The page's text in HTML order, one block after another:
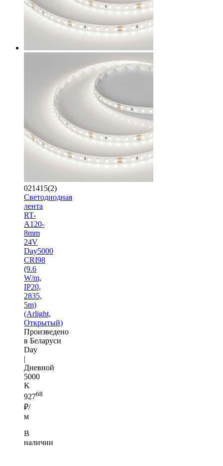
021415(2)
Светодиодная
лента
RT-
A120-
8mm
24V
Day5000
CRI98
(9.6
W/m,
IP20,
2835,
5m)
(Arlight,
Открытый)
Произведено
в Беларуси
Day
|
Дневной
5000
K
92768
₽/
м
В
наличии